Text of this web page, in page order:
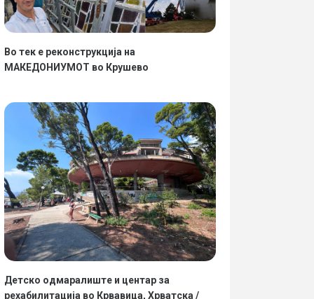
Во тек е реконструкција на
МАКЕДОНИУМОТ во Крушево
Детско одмаралиште и центар за
рехабилитација во Крвавица, Хрватска /